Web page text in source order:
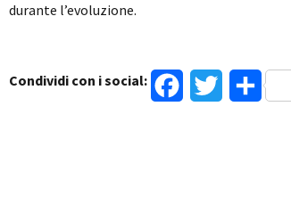
durante l’evoluzione.
Condividi con i social: FacebookTwitter